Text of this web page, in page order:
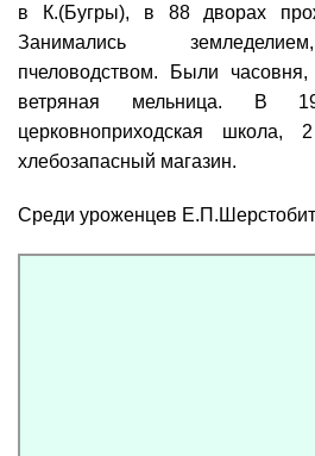
в К.(Бугры), в 88 дворах
Занимались
пчеловодством. Были
ветряная мельница. В
церковноприходская школа,
хлебозапасный магазин.
Среди уроженцев